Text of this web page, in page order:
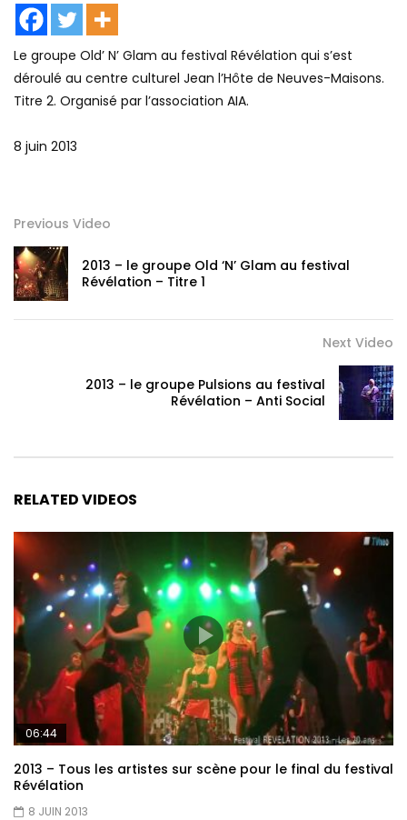
Le groupe Old’ N’ Glam au festival Révélation qui s’est
déroulé au centre culturel Jean l’Hôte de Neuves-Maisons.
Titre 2. Organisé par l’association AIA.
8 juin 2013
Previous Video
2013 – le groupe Old ‘N’ Glam au festival
Révélation – Titre 1
Next Video
2013 – le groupe Pulsions au festival
Révélation – Anti Social
RELATED VIDEOS
06:44
2013 – Tous les artistes sur scène pour le final du festival
Révélation
8 JUIN 2013